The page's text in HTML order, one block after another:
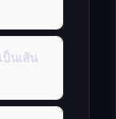
ป็นเส้น